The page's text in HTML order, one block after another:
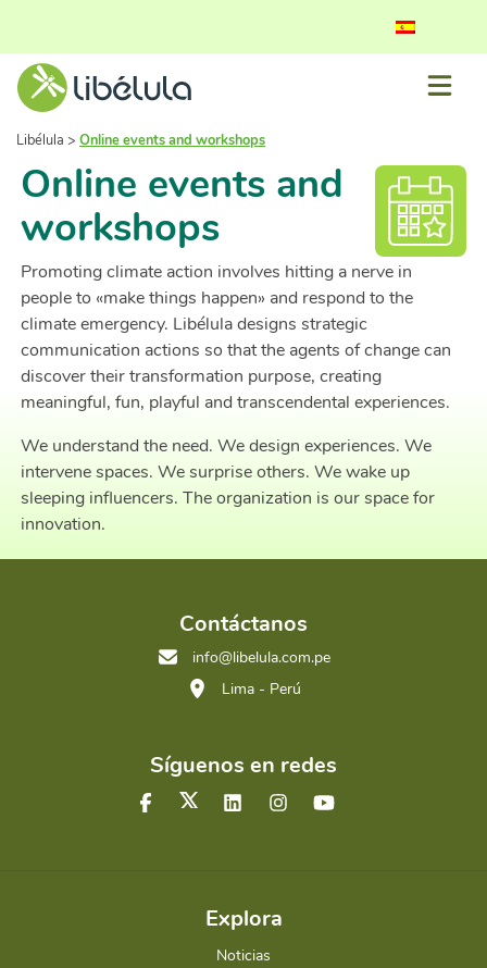
Libélula > Online events and workshops
Online events and
workshops
Promoting climate action involves hitting a nerve in
people to «make things happen» and respond to the
climate emergency. Libélula designs strategic
communication actions so that the agents of change can
discover their transformation purpose, creating
meaningful, fun, playful and transcendental experiences.
We understand the need. We design experiences. We
intervene spaces. We surprise others. We wake up
sleeping influencers. The organization is our space for
innovation.
Contáctanos
info@libelula.com.pe
Lima - Perú
Síguenos en redes
Explora
Noticias